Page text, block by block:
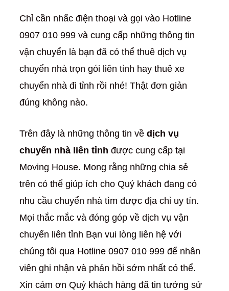
Chỉ cần nhấc điện thoại và gọi vào Hotline
0907 010 999 và cung cấp những thông tin
vận chuyển là bạn đã có thể thuê dịch vụ
chuyển nhà trọn gói liên tỉnh hay thuê xe
chuyển nhà đi tỉnh rồi nhé! Thật đơn giản
đúng không nào.
Trên đây là những thông tin về dịch vụ
chuyển nhà liên tỉnh được cung cấp tại
Moving House. Mong rằng những chia sẻ
trên có thể giúp ích cho Quý khách đang có
nhu cầu chuyển nhà tìm được địa chỉ uy tín.
Mọi thắc mắc và đóng góp về dịch vụ vận
chuyển liên tỉnh Bạn vui lòng liên hệ với
chúng tôi qua Hotline 0907 010 999 để nhân
viên ghi nhận và phản hồi sớm nhất có thể.
Xin cảm ơn Quý khách hàng đã tin tưởng sử